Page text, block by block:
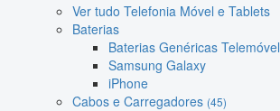
Ver tudo Telefonia Móvel e Tablets
Baterias
Baterias Genéricas Telemóvel
Samsung Galaxy
iPhone
Cabos e Carregadores (45)